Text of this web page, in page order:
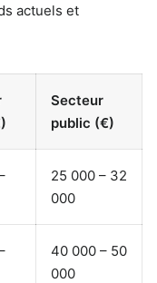
actuels et
Secteur
public (€)
25 000 – 32
000
40 000 – 50
000